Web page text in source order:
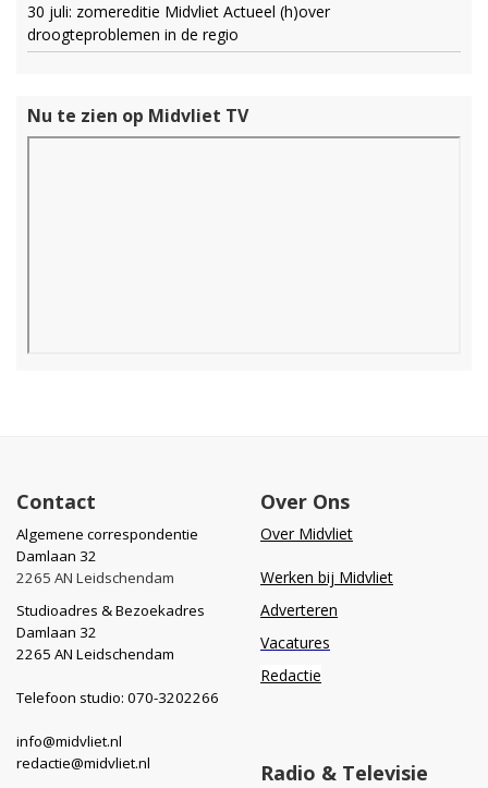
30 juli: zomereditie Midvliet Actueel (h)over
droogteproblemen in de regio
Nu te zien op Midvliet TV
Contact
Algemene correspondentie
Damlaan 32
2265 AN Leidschendam
Studioadres & Bezoekadres
Damlaan 32
2265 AN Leidschendam
Telefoon studio: 070-3202266
info@midvliet.nl
redactie@midvliet.nl
Over Ons
Over Midvliet
Werken bij Midvliet
Adverteren
Vacatures
Redactie
Radio & Televisie